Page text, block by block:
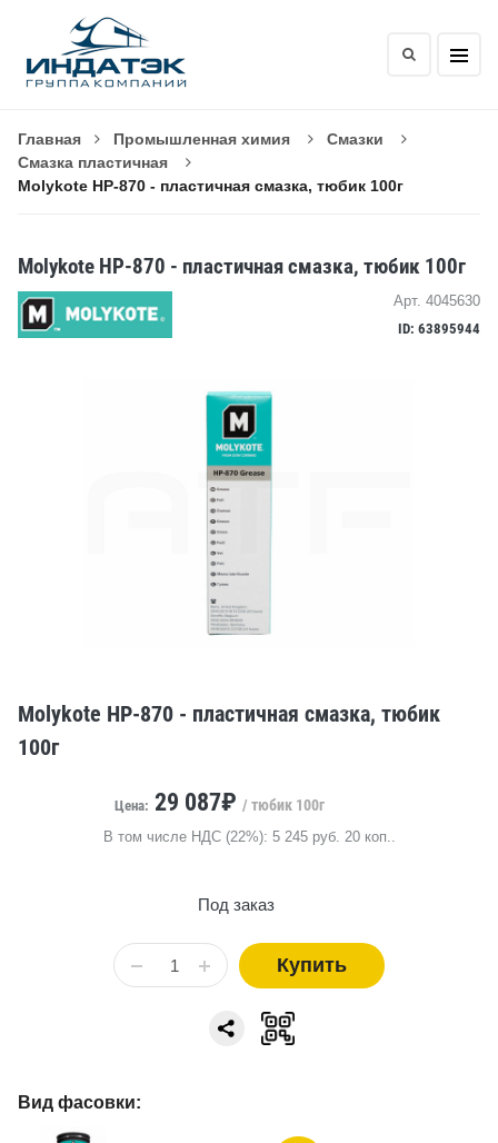
Главная Промышленная химия
Смазки
Смазка пластичная
Molykote HP-870 - пластичная смазка, тюбик 100г
Molykote HP-870 - пластичная смазка, тюбик 100г
Арт. 4045630
ID: 63895944
Molykote HP-870 - пластичная смазка, тюбик
100г
Цена: 29 087₽/ тюбик 100г
В том числе НДС (22%): 5 245 руб. 20 коп..
Под заказ
Купить
Вид фасовки: